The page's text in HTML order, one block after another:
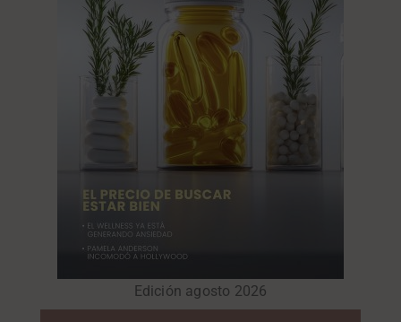
Edición agosto 2026